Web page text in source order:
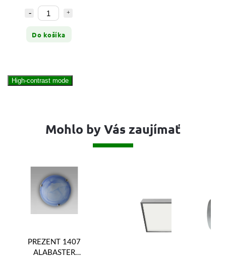
Do košíka
High-contrast mode
Mohlo by Vás zaujímať
PREZENT 1407
ALABASTER